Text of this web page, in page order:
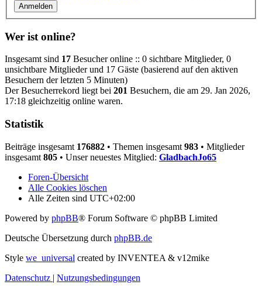
Wer ist online?
Insgesamt sind 17 Besucher online :: 0 sichtbare Mitglieder, 0
unsichtbare Mitglieder und 17 Gäste (basierend auf den aktiven
Besuchern der letzten 5 Minuten)
Der Besucherrekord liegt bei 201 Besuchern, die am 29. Jan 2026,
17:18 gleichzeitig online waren.
Statistik
Beiträge insgesamt 176882 • Themen insgesamt 983 • Mitglieder
insgesamt 805 • Unser neuestes Mitglied: GladbachJo65
Foren-Übersicht
Alle Cookies löschen
Alle Zeiten sind UTC+02:00
Powered by phpBB® Forum Software © phpBB Limited
Deutsche Übersetzung durch phpBB.de
Style we_universal created by INVENTEA & v12mike
Datenschutz | Nutzungsbedingungen